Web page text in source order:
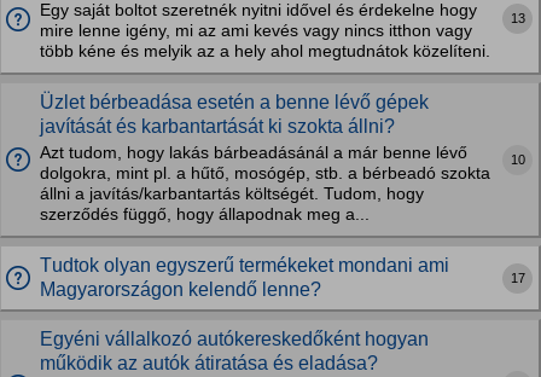
Egy saját boltot szeretnék nyitni idővel és érdekelne hogy
mire lenne igény, mi az ami kevés vagy nincs itthon vagy
több kéne és melyik az a hely ahol megtudnátok közelíteni.
13
Üzlet bérbeadása esetén a benne lévő gépek
javítását és karbantartását ki szokta állni?
Azt tudom, hogy lakás bárbeadásánál a már benne lévő
dolgokra, mint pl. a hűtő, mosógép, stb. a bérbeadó szokta
állni a javítás/karbantartás költségét. Tudom, hogy
szerződés függő, hogy állapodnak meg a...
10
Тudtоk olyan egyszerű termékeket mondani ami
Magyarországon kelendő lenne?
17
Egyéni vállalkozó autókereskedőként hogyan
működik az autók átiratása és eladása?